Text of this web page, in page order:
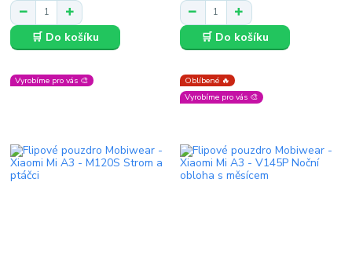
🛒 Do košíku 🛒 Do košíku
Vyrobíme pro vás 🎨
Oblíbené 🔥
Vyrobíme pro vás 🎨